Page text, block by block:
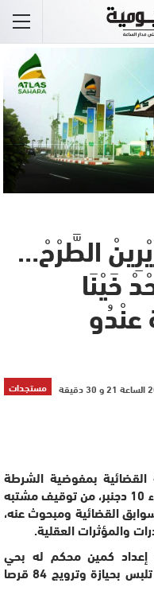
الطَّرْحْ…
خَيْنَا
مستجدات
بمفوضية الشرطة
المرسى بالعيون، مساء يوم أمس الثلاثاء 10 دجنبر، من توقيف مشتبه
من ذوي السوابق القضائية ومبحوث عنه،
والمؤثرات العقلية.
كمين محكم له بحي
النهضة بمدينة المرسى، وهو في حالة تلبس بحيازة وترويج 84 قرصا